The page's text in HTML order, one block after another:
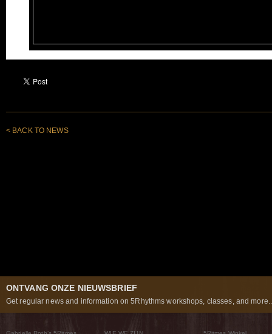
< BACK TO NEWS
ONTVANG ONZE NIEUWSBRIEF
Get regular news and information on 5Rhythms workshops, classes, and